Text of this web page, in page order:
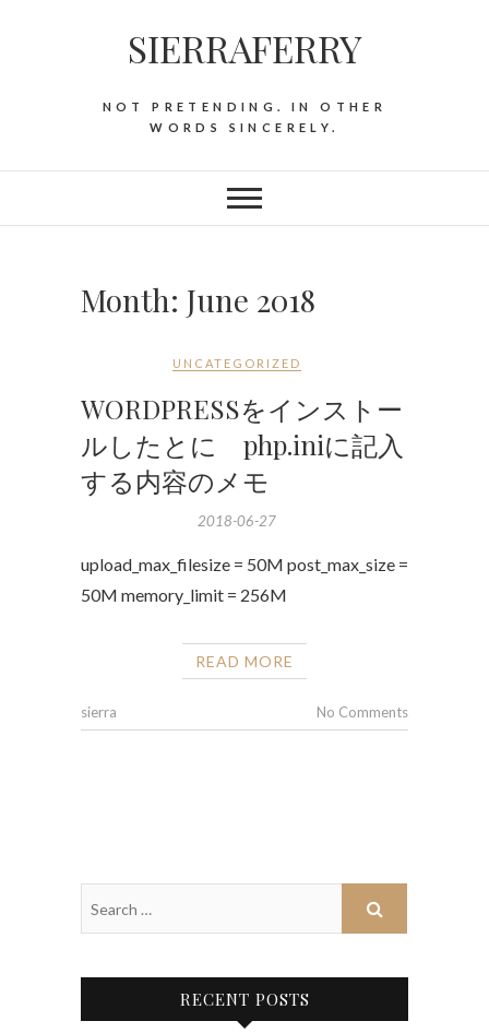
SIERRAFERRY
NOT PRETENDING. IN OTHER
WORDS SINCERELY.
Month: June 2018
UNCATEGORIZED
WORDPRESSをインストー
ルしたとに php.iniに記入
する内容のメモ
2018-06-27
upload_max_filesize = 50M post_max_size =
50M memory_limit = 256M
READ MORE
sierra No Comments
RECENT POSTS